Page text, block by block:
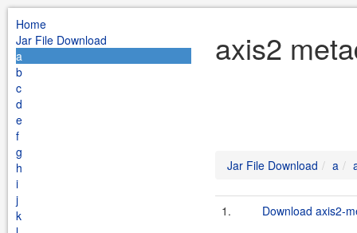
Home
Jar File Download
a
b
c
d
e
f
g
h
i
j
k
axis2
Jar File Download a
1. Download axis2-